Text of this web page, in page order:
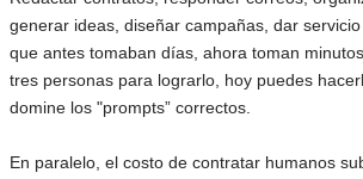
generar ideas, diseñar campañas, dar
que antes tomaban días, ahora toman
tres personas para lograrlo, hoy puedes
domine los "prompts” correctos.
En paralelo, el costo de contratar humanos